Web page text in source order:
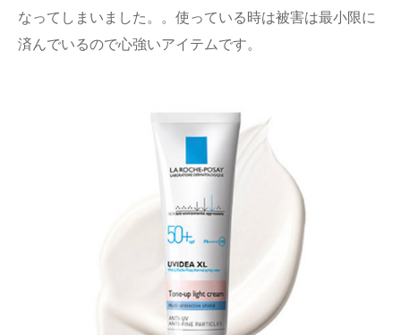
なってしまいました。。使っている時は被害は最小限に
済んでいるので心強いアイテムです。